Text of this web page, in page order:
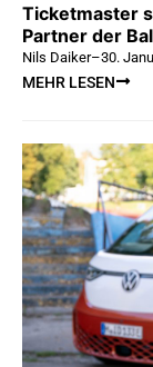
Ticketmaster
Partner der
Nils Daiker–30.
MEHR LESEN